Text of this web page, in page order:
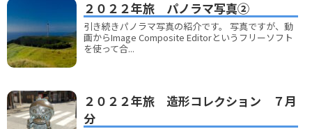
２０２２年旅 パノラマ写真②
引き続きパノラマ写真の紹介です。 写真ですが、動
画からImage Composite Editorというフリーソフト
を使って合...
２０２２年旅 造形コレクション ７月
分